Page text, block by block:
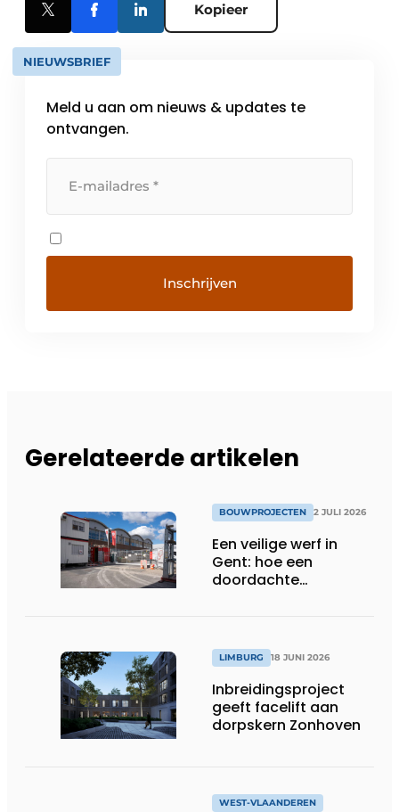
Kopieer
NIEUWSBRIEF
Meld u aan om nieuws & updates te
ontvangen.
Gerelateerde artikelen
BOUWPROJECTEN 2 JULI 2026
Een veilige werf in
Gent: hoe een
doordachte
LIMBURG 18 JUNI 2026
Inbreidingsproject
geeft facelift aan
dorpskern Zonhoven
WEST-VLAANDEREN